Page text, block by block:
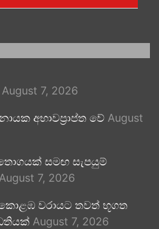
August 7, 2026
අභාවප්‍රාප්ත වේ August
සමඟ සැපයුම්
August 7, 2026
වරායට තවත් භූගත
August 7, 2026